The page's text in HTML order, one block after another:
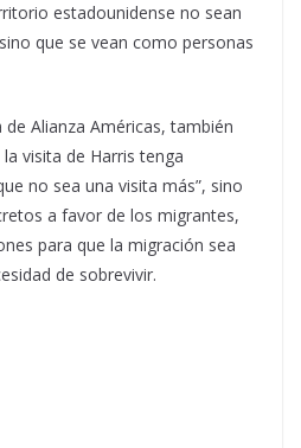
estadounidense no sean
que se vean como personas
Alianza Américas, también
visita de Harris tenga
no sea una visita más”, sino
a favor de los migrantes,
para que la migración sea
de sobrevivir.